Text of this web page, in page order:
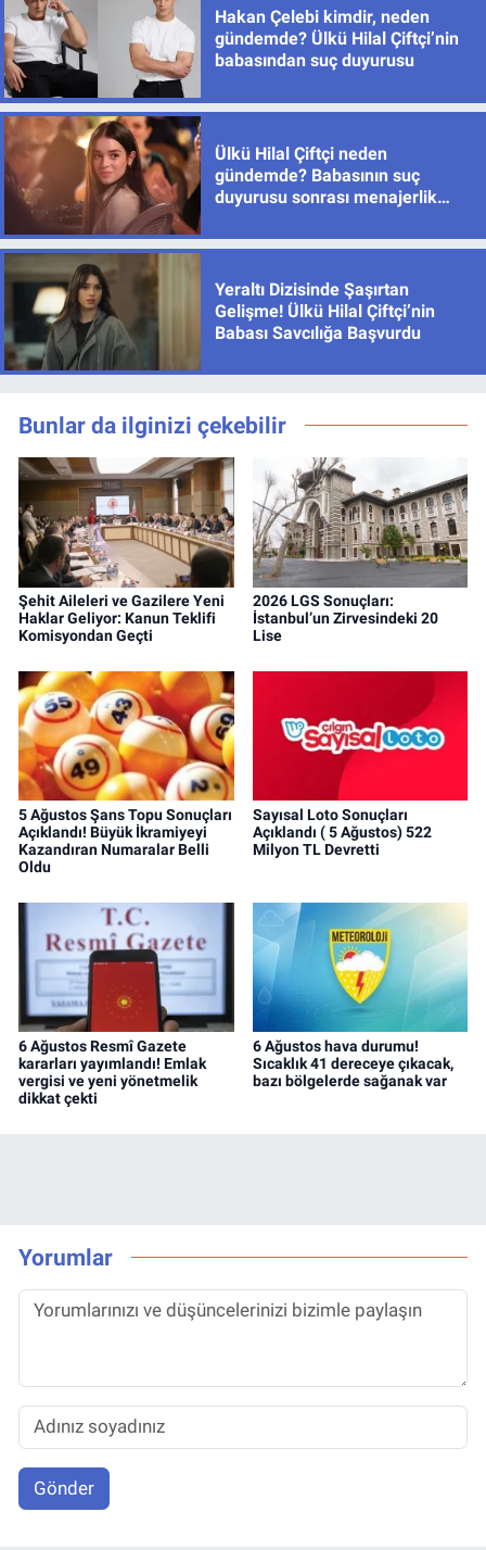
Hakan Çelebi kimdir, neden
gündemde? Ülkü Hilal Çiftçi’nin
babasından suç duyurusu
Ülkü Hilal Çiftçi neden
gündemde? Babasının suç
duyurusu sonrası menajerlik
Yeraltı Dizisinde Şaşırtan
Gelişme! Ülkü Hilal Çiftçi’nin
Babası Savcılığa Başvurdu
Bunlar da ilginizi çekebilir
Şehit Aileleri ve Gazilere Yeni
Haklar Geliyor: Kanun Teklifi
Komisyondan Geçti
2026 LGS Sonuçları:
İstanbul’un Zirvesindeki 20
Lise
5 Ağustos Şans Topu Sonuçları
Açıklandı! Büyük İkramiyeyi
Kazandıran Numaralar Belli
Oldu
Sayısal Loto Sonuçları
Açıklandı ( 5 Ağustos) 522
Milyon TL Devretti
6 Ağustos Resmî Gazete
kararları yayımlandı! Emlak
vergisi ve yeni yönetmelik
dikkat çekti
6 Ağustos hava durumu!
Sıcaklık 41 dereceye çıkacak,
bazı bölgelerde sağanak var
Yorumlar
Gönder